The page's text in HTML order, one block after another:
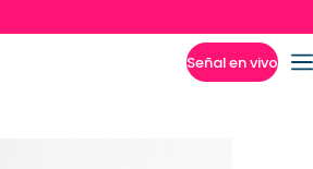
Señal en vivo